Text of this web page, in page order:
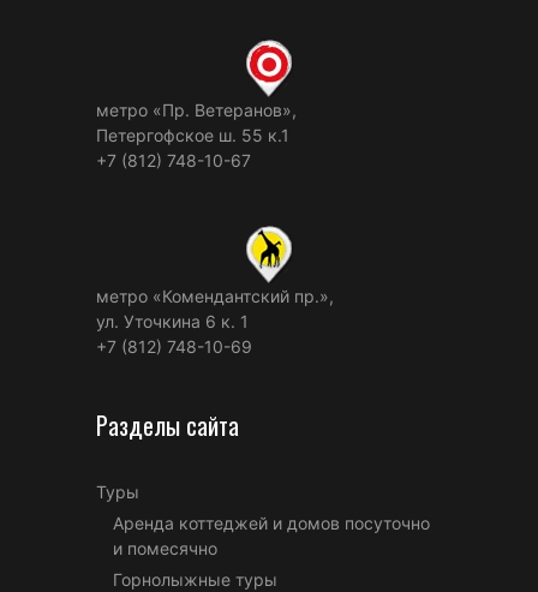
метро «Пр. Ветеранов»,
Петергофское ш. 55 к.1
+7 (812) 748-10-67
метро «Комендантский пр.»,
ул. Уточкина 6 к. 1
+7 (812) 748-10-69
Разделы сайта
Туры
Аренда коттеджей и домов посуточно
и помесячно
Горнолыжные туры